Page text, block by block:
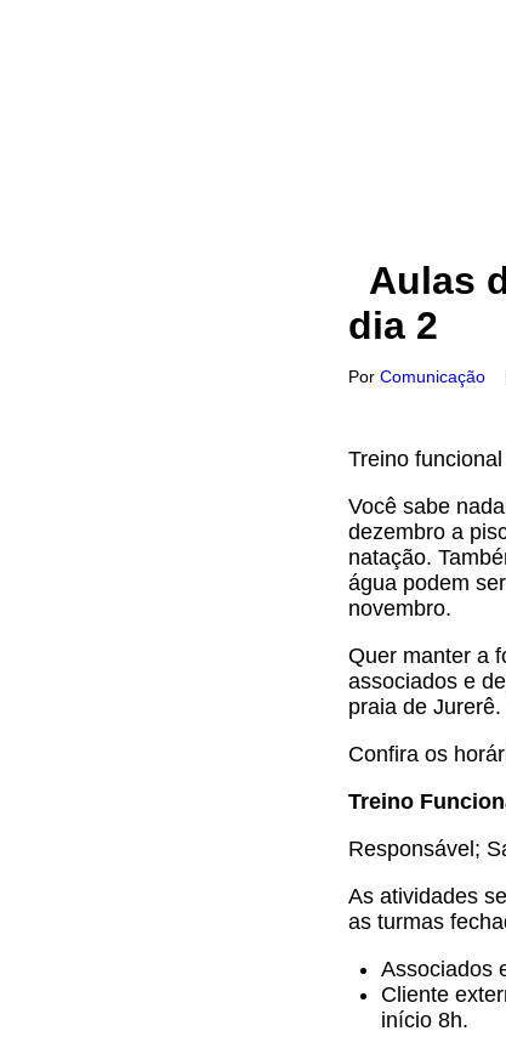
Aulas
dia 2
Por Comunicação
Treino
Você sabe
dezembro a
natação.
água podem
novembro.
Quer manter a
associados e
praia de Jurerê.
Confira os
Treino
Responsável;
As atividades
as turmas
Associados
Cliente
início 8h.